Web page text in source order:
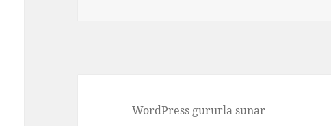
WordPress gururla sunar